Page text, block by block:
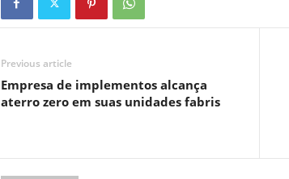
Previous article
Empresa de implementos alcança
aterro zero em suas unidades fabris